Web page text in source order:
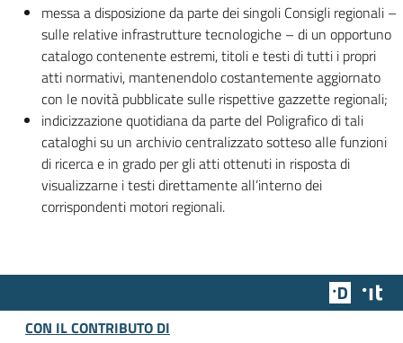
messa a disposizione da parte dei singoli Consigli regionali –
sulle relative infrastrutture tecnologiche – di un opportuno
catalogo contenente estremi, titoli e testi di tutti i propri
atti normativi, mantenendolo costantemente aggiornato
con le novità pubblicate sulle rispettive gazzette regionali;
indicizzazione quotidiana da parte del Poligrafico di tali
cataloghi su un archivio centralizzato sotteso alle funzioni
di ricerca e in grado per gli atti ottenuti in risposta di
visualizzarne i testi direttamente all’interno dei
corrispondenti motori regionali.
Team
CON IL CONTRIBUTO DI